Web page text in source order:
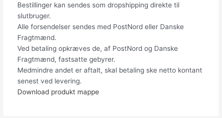
Bestillinger kan sendes som dropshipping direkte til
slutbruger.
Alle forsendelser sendes med PostNord eller Danske
Fragtmænd.
Ved betaling opkræves de, af PostNord og Danske
Fragtmænd, fastsatte gebyrer.
Medmindre andet er aftalt, skal betaling ske netto kontant
senest ved levering.
Download produkt mappe